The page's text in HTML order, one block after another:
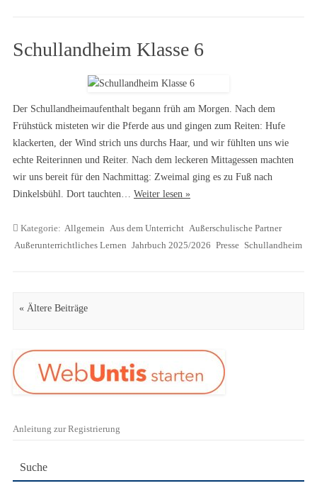
Schullandheim Klasse 6
Der Schullandheimaufenthalt begann früh am Morgen. Nach dem
Frühstück misteten wir die Pferde aus und gingen zum Reiten: Hufe
klackerten, der Wind strich uns durchs Haar, und wir fühlten uns wie
echte Reiterinnen und Reiter. Nach dem leckeren Mittagessen machten
wir uns bereit für den Nachmittag: Zweimal ging es zu Fuß nach
Dinkelsbühl. Dort tauchten… Weiter lesen »
Kategorie: Allgemein Aus dem Unterricht Außerschulische Partner
Außerunterrichtliches Lernen Jahrbuch 2025/2026 Presse Schullandheim
Artikel Navigation
« Ältere Beiträge
Anleitung zur Registrierung
Suche